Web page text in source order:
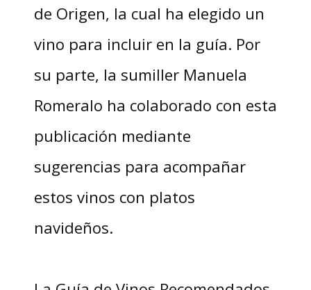
de Origen, la cual ha elegido un
vino para incluir en la guía. Por
su parte, la sumiller Manuela
Romeralo ha colaborado con esta
publicación mediante
sugerencias para acompañar
estos vinos con platos
navideños.